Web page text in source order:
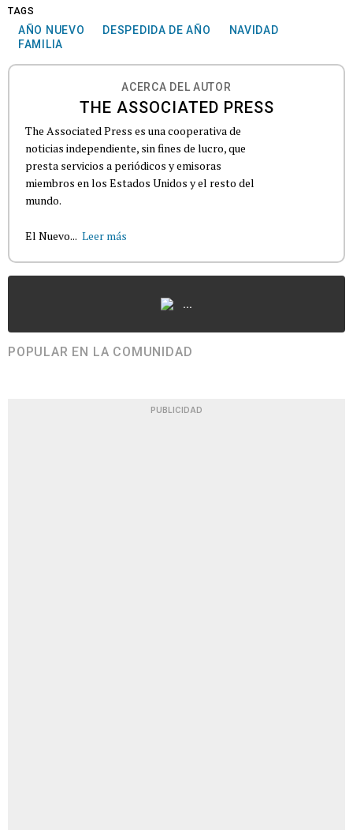
TAGS
AÑO NUEVO DESPEDIDA DE AÑO
NAVIDAD
FAMILIA
ACERCA DEL AUTOR
THE ASSOCIATED PRESS
The Associated Press es una cooperativa de
noticias independiente, sin fines de lucro, que
presta servicios a periódicos y emisoras
miembros en los Estados Unidos y el resto del
mundo.
El Nuevo... Leer más
...
POPULAR EN LA COMUNIDAD
PUBLICIDAD